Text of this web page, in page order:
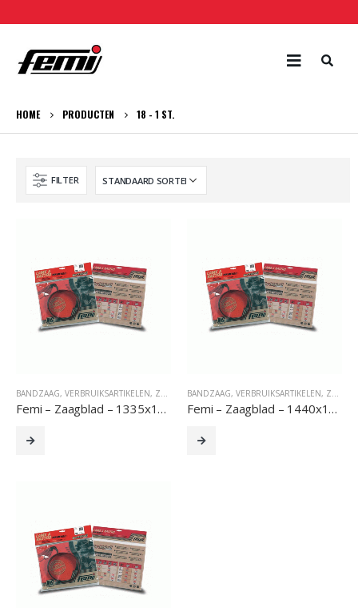
HOME PRODUCTEN 18 - 1 ST.
FILTER
BANDZAAG, VERBRUIKSARTIKELEN, ZAGEN
Femi – Zaagblad – 1335x13x0.65
BANDZAAG, VERBRUIKSARTIKELEN, ZAGEN
Femi – Zaagblad – 1440x13x0.65